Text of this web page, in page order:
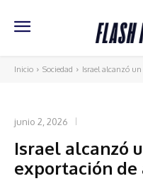
Inicio Sociedad Israel alcanzó
junio 2, 2026
Israel alcanzó
exportación de